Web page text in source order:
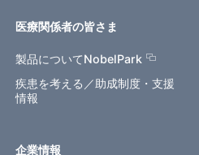
医療関係者の皆さま
製品についてNobelPark
疾患を考える／助成制度・支援
情報
企業情報